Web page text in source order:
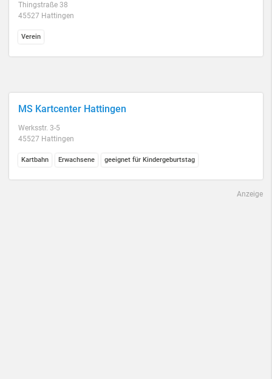
Thingstraße 38
45527 Hattingen
Verein
MS Kartcenter Hattingen
Werksstr. 3-5
45527 Hattingen
Kartbahn Erwachsene geeignet für Kindergeburtstag
Anzeige